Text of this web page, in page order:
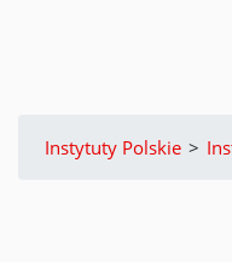
Instytuty Polskie >